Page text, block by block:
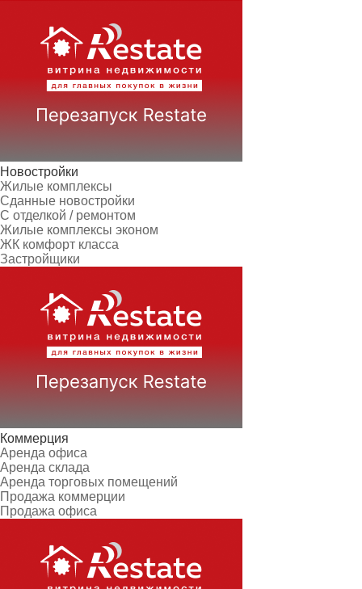
Новостройки
Жилые комплексы
Сданные новостройки
С отделкой / ремонтом
Жилые комплексы эконом
ЖК комфорт класса
Застройщики
Коммерция
Аренда офиса
Аренда склада
Аренда торговых помещений
Продажа коммерции
Продажа офиса